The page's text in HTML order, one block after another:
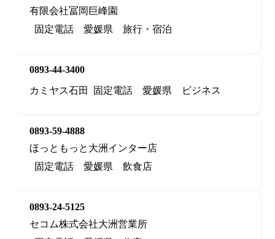
有限会社冨岡巨峰園
固定電話
愛媛県 旅行・宿泊
0893-44-3400
カミヤス石田
固定電話 愛媛県 ビジネス
0893-59-4888
ほっともっと大洲インター店
固定電話
愛媛県 飲食店
0893-24-5125
セコム株式会社大洲営業所